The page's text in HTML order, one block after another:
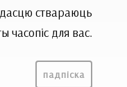
ствараюць
часопіс для вас.
падпіска